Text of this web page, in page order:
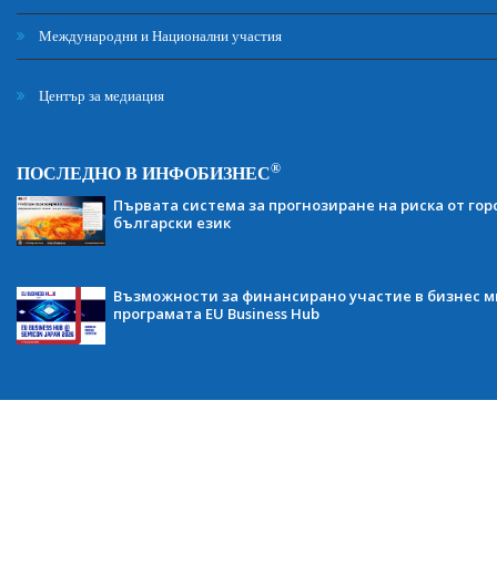
Международни и Национални участия
Център за медиация
ПОСЛЕДНО В ИНФОБИЗНЕС®
Първата система за прогнозиране на риска от
български език
Възможности за финансирано участие в бизнес
програмата EU Business Hub